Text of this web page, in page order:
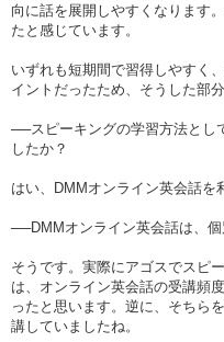
向に話を展開しやすくなります
たと感じています。
いずれも短期間で習得しやすく
イントだったため、そうした部
──スピーキングの学習方法とし
したか？
はい、DMMオンライン英会話を
──DMMオンライン英会話は、
そうです。実際にアゴスでスピ
は、オンライン英会話の受講頻
ったと思います。逆に、そちら
講していましたね。